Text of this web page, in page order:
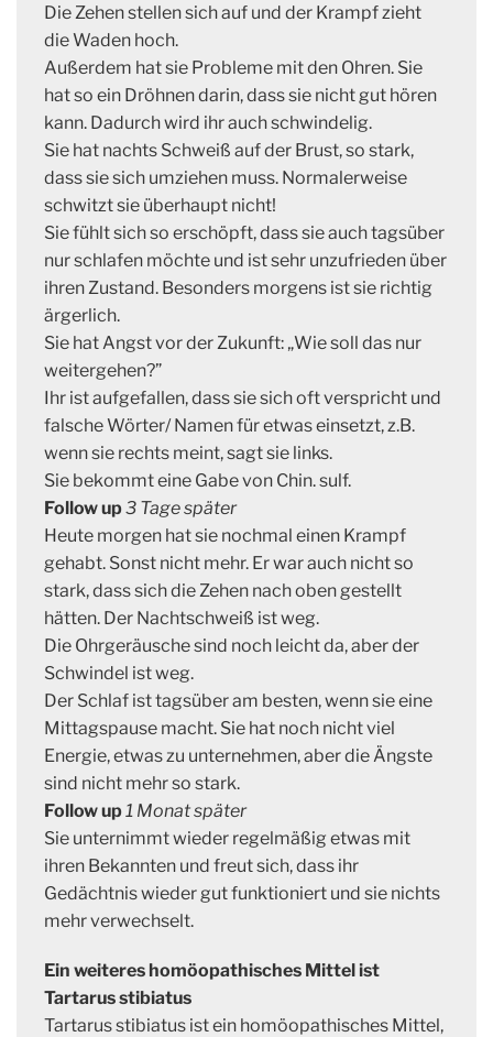
Die Zehen stellen sich auf und der Krampf zieht
die Waden hoch.
Außerdem hat sie Probleme mit den Ohren. Sie
hat so ein Dröhnen darin, dass sie nicht gut hören
kann. Dadurch wird ihr auch schwindelig.
Sie hat nachts Schweiß auf der Brust, so stark,
dass sie sich umziehen muss. Normalerweise
schwitzt sie überhaupt nicht!
Sie fühlt sich so erschöpft, dass sie auch tagsüber
nur schlafen möchte und ist sehr unzufrieden über
ihren Zustand. Besonders morgens ist sie richtig
ärgerlich.
Sie hat Angst vor der Zukunft: „Wie soll das nur
weitergehen?”
Ihr ist aufgefallen, dass sie sich oft verspricht und
falsche Wörter/ Namen für etwas einsetzt, z.B.
wenn sie rechts meint, sagt sie links.
Sie bekommt eine Gabe von Chin. sulf.
Follow up3 Tage später
Heute morgen hat sie nochmal einen Krampf
gehabt. Sonst nicht mehr. Er war auch nicht so
stark, dass sich die Zehen nach oben gestellt
hätten. Der Nachtschweiß ist weg.
Die Ohrgeräusche sind noch leicht da, aber der
Schwindel ist weg.
Der Schlaf ist tagsüber am besten, wenn sie eine
Mittagspause macht. Sie hat noch nicht viel
Energie, etwas zu unternehmen, aber die Ängste
sind nicht mehr so stark.
Follow up1 Monat später
Sie unternimmt wieder regelmäßig etwas mit
ihren Bekannten und freut sich, dass ihr
Gedächtnis wieder gut funktioniert und sie nichts
mehr verwechselt.
Ein weiteres homöopathisches Mittel ist
Tartarus stibiatus
Tartarus stibiatus ist ein homöopathisches Mittel,